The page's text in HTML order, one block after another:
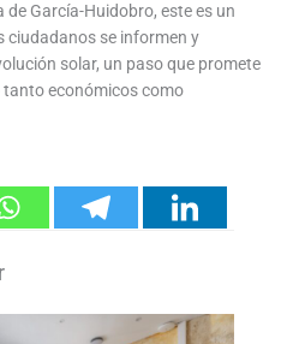
García-Huidobro, este es un
ciudadanos se informen y
solar, un paso que promete
económicos como